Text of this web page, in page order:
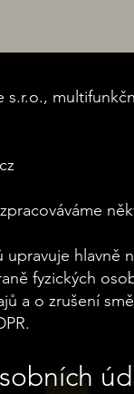
s.r.o.,
hlavně
fyzických
a o zrušení